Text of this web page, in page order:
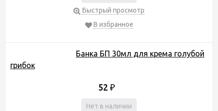
Быстрый просмотр
В избранное
Банка БП 30мл для крема голубой
грибок
52 ₽
Нет в наличии